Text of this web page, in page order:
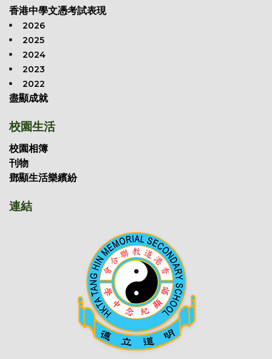
香港中學文憑考試表現
2026
2025
2024
2023
2022
盡顯成就
校園生活
校園相簿
刊物
鄧顯生活樂繽紛
連結